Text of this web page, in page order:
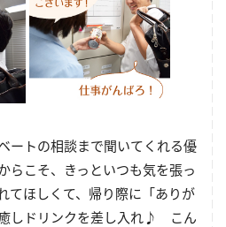
ートの相談まで聞いてくれる優
らこそ、きっといつも気を張っ
てほしくて、帰り際に「ありが
しドリンクを差し入れ♪ こん